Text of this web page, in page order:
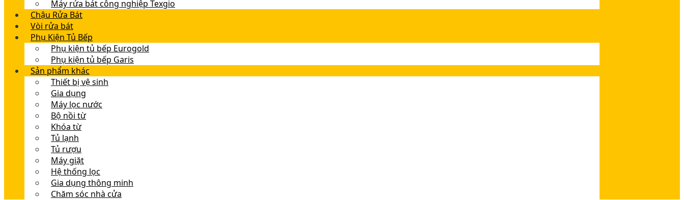
Máy rửa bát công nghiệp Texgio
Chậu Rửa Bát
Vòi rửa bát
Phụ Kiện Tủ Bếp
Phụ kiện tủ bếp Eurogold
Phụ kiện tủ bếp Garis
Sản phẩm khác
Thiết bị vệ sinh
Gia dụng
Máy lọc nước
Bộ nồi từ
Khóa từ
Tủ lạnh
Tủ rượu
Máy giặt
Hệ thống lọc
Gia dụng thông minh
Chăm sóc nhà cửa